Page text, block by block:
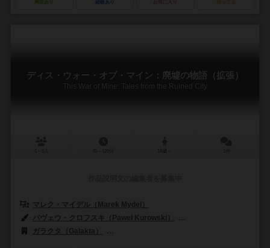
興味あり 経験あり お気に入り 持ってる
ディス・ウォー・オブ・マイン：廃墟の物語（拡張）
This War of Mine: Tales from the Ruined City
マレク・マイデル（Marek Mydel）
パヴェウ・クロフスキ（Paweł Kurowski）
ガラクタ（Galakta）